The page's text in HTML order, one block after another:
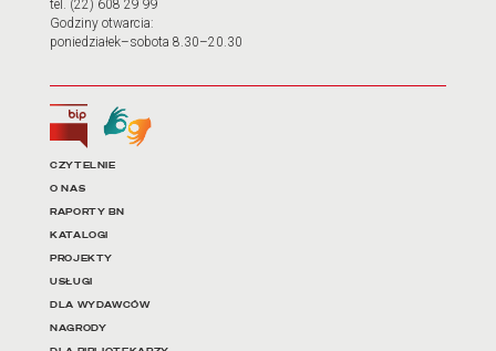
tel. (22) 608 29 99
Godziny otwarcia:
poniedziałek–sobota 8.30–20.30
Biuletyn Informacji Publicznej
Tłumacz języka migowego
Linki do najważniejszych
CZYTELNIE
O NAS
RAPORTY BN
KATALOGI
PROJEKTY
USŁUGI
DLA WYDAWCÓW
NAGRODY